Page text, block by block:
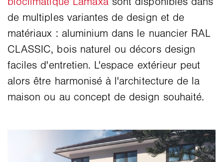
de multiples variantes de design et de
matériaux : aluminium dans le nuancier RAL
CLASSIC, bois naturel ou décors design
faciles d'entretien. L'espace extérieur peut
alors être harmonisé à l'architecture de la
maison ou au concept de design souhaité.